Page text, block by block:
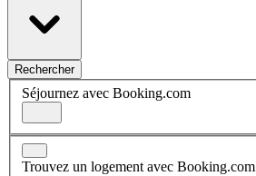
Rechercher
Séjournez avec Booking.com
Trouvez un logement avec Booking.com